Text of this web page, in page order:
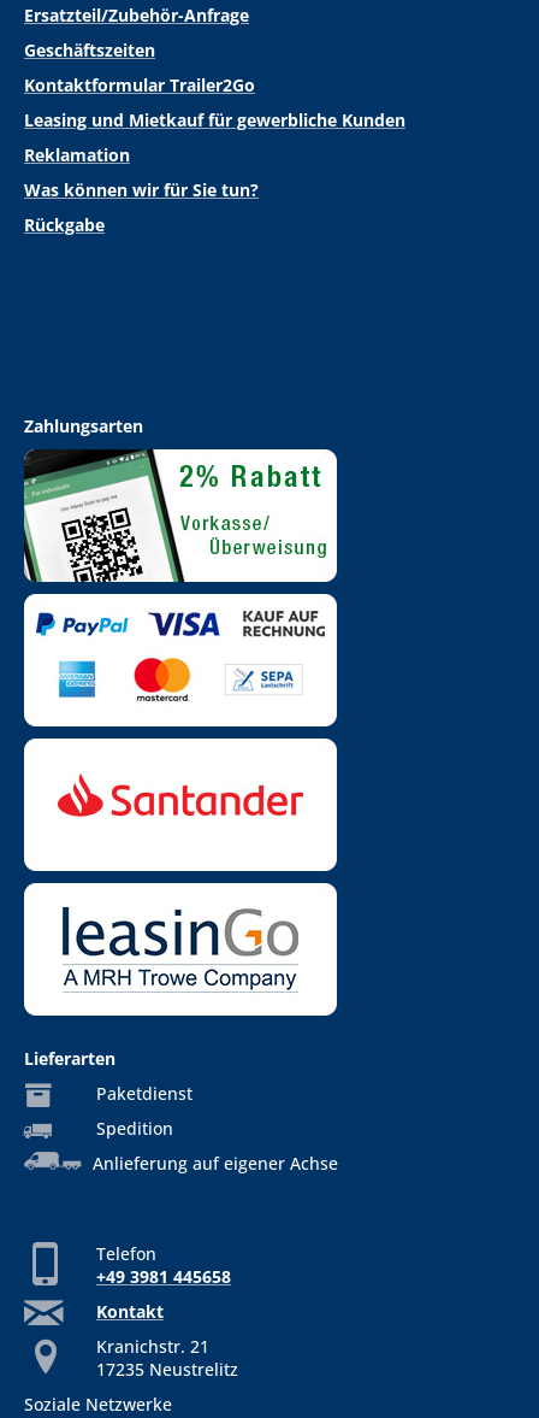
Ersatzteil/Zubehör-Anfrage
Geschäftszeiten
Kontaktformular Trailer2Go
Leasing und Mietkauf für gewerbliche Kunden
Reklamation
Was können wir für Sie tun?
Rückgabe
Zahlungsarten
Lieferarten
Paketdienst
Spedition
Anlieferung auf eigener Achse
Telefon
+49 3981 445658
Kontakt
Kranichstr. 21
17235 Neustrelitz
Soziale Netzwerke